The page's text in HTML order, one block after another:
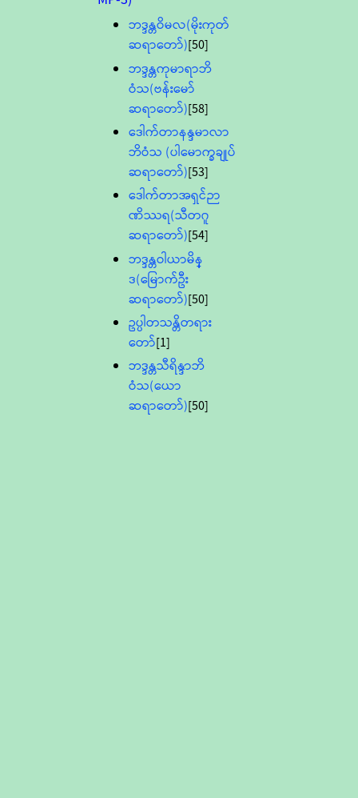
ဘဒ္ဒန္တဝိမလ(မိုးကုတ်
ဆရာတော်)[50]
ဘဒ္ဒန္တကုမာရာဘိ
ဝံသ(ဗန်းမော်
ဆရာတော်)[58]
ဒေါက်တာနန္ဒမာလာ
ဘိဝံသ (ပါမောက္ခချုပ်
ဆရာတော်)[53]
ဒေါက်တာအရှင်ဉာ
ဏိဿရ(သီတဂူ
ဆရာတော်)[54]
ဘဒ္ဒန္တဝါယာမိန္
ဒ(မြောက်ဦး
ဆရာတော်)[50]
ဥပ္ပါတသန္တိတရား
တော်[1]
ဘဒ္ဒန္တသီရိန္ဒာဘိ
ဝံသ(ယော
ဆရာတော်)[50]